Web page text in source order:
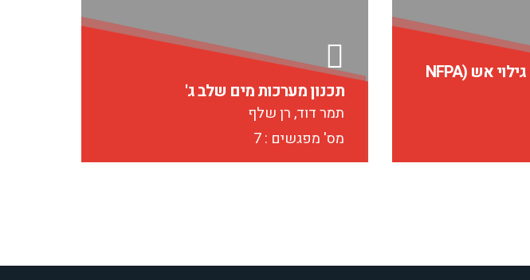
קורס מתכנן מערכות גילוי אש (NFPA
תכנון מערכות מים שלב ג'
תמר דוד, רן שלף
מס' מפגשים : 7